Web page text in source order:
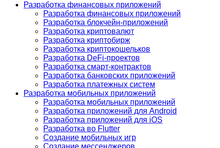
Разработка финансовых приложений
Разработка финансовых приложений
Разработка блокчейн-приложений
Разработка криптовалют
Разработка криптобирж
Разработка криптокошельков
Разработка DeFi-проектов
Разработка смарт-контрактов
Разработка банковских приложений
Разработка платежных систем
Разработка мобильных приложений
Разработка мобильных приложений
Разработка приложений для Android
Разработка приложений для iOS
Разработка во Flutter
Создание мобильных игр